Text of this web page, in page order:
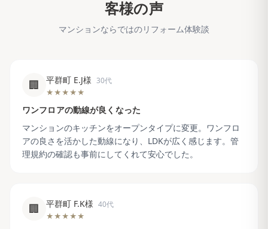
客様の声
マンションならではのリフォーム体験談
🏢 平群町 E.J様 30代
★★★★★
ワンフロアの動線が良くなった
マンションのキッチンをオープンタイプに変更。ワンフロ
アの良さを活かした動線になり、LDKが広く感じます。管
理規約の確認も事前にしてくれて安心でした。
🏢 平群町 F.K様 40代
★★★★★